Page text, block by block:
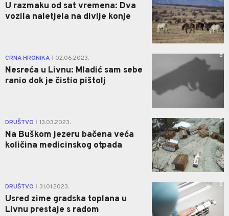
U razmaku od sat vremena: Dva
vozila naletjela na divlje konje
CRNA HRONIKA 02.06.2023.
Nesreća u Livnu: Mladić sam sebe
ranio dok je čistio pištolj
0
DRUŠTVO 13.03.2023.
Na Buškom jezeru bačena veća
količina medicinskog otpada
0
DRUŠTVO 31.01.2023.
Usred zime gradska toplana u
Livnu prestaje s radom
0